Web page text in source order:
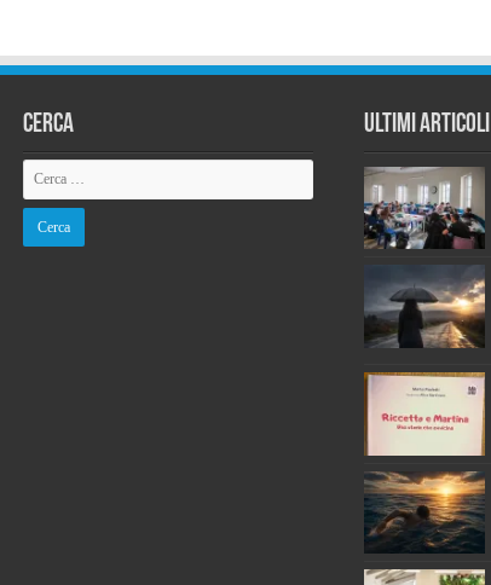
Cerca Ultimi Articoli